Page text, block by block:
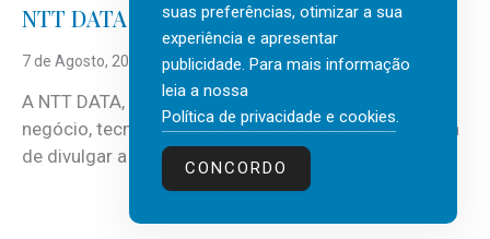
NTT DATA Insurtech Global Outlook 2026
7 de Agosto, 2026
A NTT DATA, consultora global em serviços de
negócio, tecnologia e inteligência artificial (IA), acaba
de divulgar a mais recente...
suas preferências, otimizar a sua
experiência e apresentar
publicidade. Para mais informação
leia a nossa
Política de privacidade e cookies.
CONCORDO